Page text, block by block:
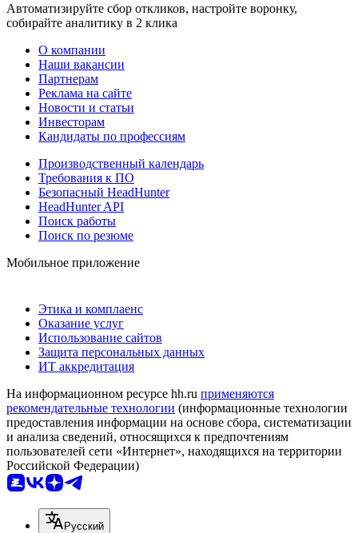
Автоматизируйте сбор откликов, настройте воронку,
собирайте аналитику в 2 клика
О компании
Наши вакансии
Партнерам
Реклама на сайте
Новости и статьи
Инвесторам
Кандидаты по профессиям
Производственный календарь
Требования к ПО
Безопасный HeadHunter
HeadHunter API
Поиск работы
Поиск по резюме
Мобильное приложение
Этика и комплаенс
Оказание услуг
Использование сайтов
Защита персональных данных
ИТ аккредитация
На информационном ресурсе hh.ru применяются
рекомендательные технологии (информационные технологии
предоставления информации на основе сбора, систематизации
и анализа сведений, относящихся к предпочтениям
пользователей сети «Интернет», находящихся на территории
Российской Федерации)
Русский